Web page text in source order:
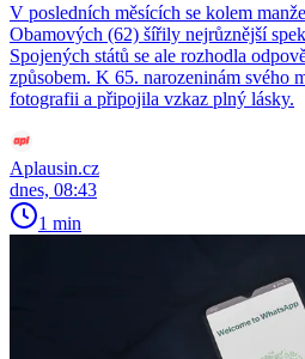
V posledních měsících se kolem
Obamových (62) šířily nejrůznější
Spojených států se ale rozhodla
způsobem. K 65. narozeninám svého
fotografii a připojila vzkaz plný lásky.
Aplausin.cz
dnes, 08:43
1 min